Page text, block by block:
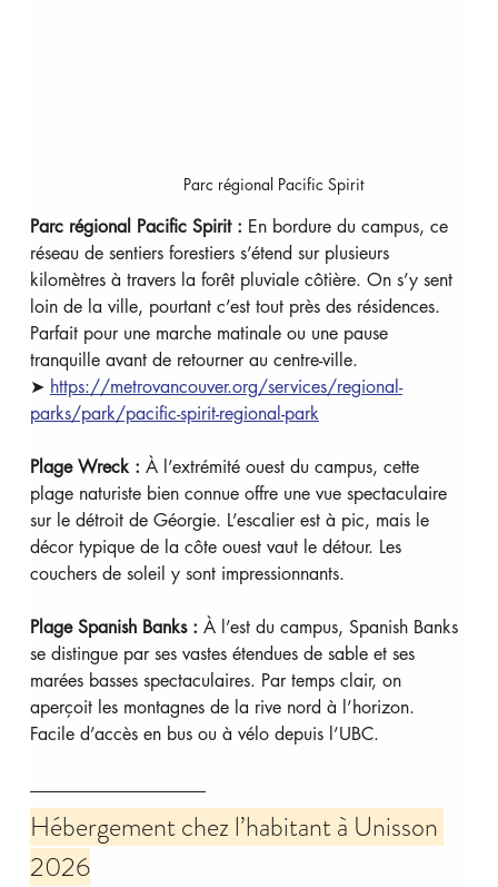
Parc régional Pacific Spirit
Parc régional Pacific Spirit : En bordure du campus, ce
réseau de sentiers forestiers s’étend sur plusieurs
kilomètres à travers la forêt pluviale côtière. On s’y sent
loin de la ville, pourtant c’est tout près des résidences.
Parfait pour une marche matinale ou une pause
tranquille avant de retourner au centre-ville.
➤ https://metrovancouver.org/services/regional-
parks/park/pacific-spirit-regional-park
Plage Wreck : À l’extrémité ouest du campus, cette
plage naturiste bien connue offre une vue spectaculaire
sur le détroit de Géorgie. L’escalier est à pic, mais le
décor typique de la côte ouest vaut le détour. Les
couchers de soleil y sont impressionnants.
Plage Spanish Banks : À l’est du campus, Spanish Banks
se distingue par ses vastes étendues de sable et ses
marées basses spectaculaires. Par temps clair, on
aperçoit les montagnes de la rive nord à l’horizon.
Facile d’accès en bus ou à vélo depuis l’UBC.
Hébergement chez l’habitant à Unisson
2026